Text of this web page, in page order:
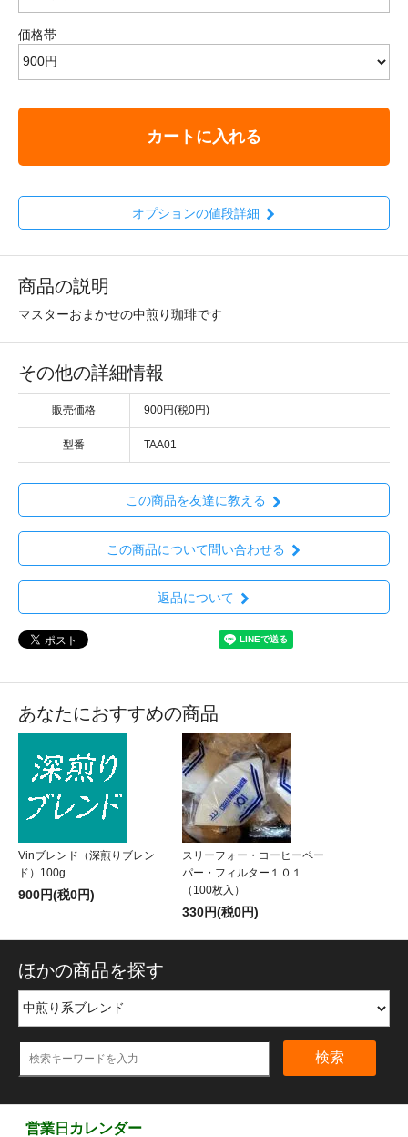
価格帯
カートに入れる
オプションの値段詳細
商品の説明
マスターおまかせの中煎り珈琲です
その他の詳細情報
販売価格 900円(税0円)
型番 TAA01
この商品を友達に教える
この商品について問い合わせる
返品について
あなたにおすすめの商品
Vinブレンド（深煎りブレン
ド）100g
900円(税0円)
スリーフォー・コーヒーペー
パー・フィルター１０１
（100枚入）
330円(税0円)
ほかの商品を探す
検索
営業日カレンダー